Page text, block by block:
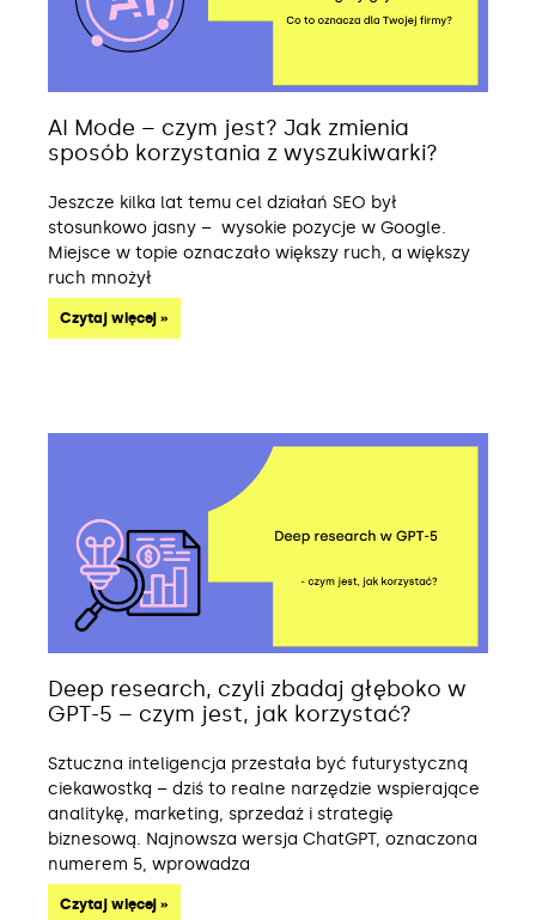
AI Mode – czym jest? Jak zmienia
sposób korzystania z wyszukiwarki?
Jeszcze kilka lat temu cel działań SEO był
stosunkowo jasny – wysokie pozycje w Google.
Miejsce w topie oznaczało większy ruch, a większy
ruch mnożył
Czytaj więcej »
Deep research, czyli zbadaj głęboko w
GPT-5 – czym jest, jak korzystać?
Sztuczna inteligencja przestała być futurystyczną
ciekawostką – dziś to realne narzędzie wspierające
analitykę, marketing, sprzedaż i strategię
biznesową. Najnowsza wersja ChatGPT, oznaczona
numerem 5, wprowadza
Czytaj więcej »